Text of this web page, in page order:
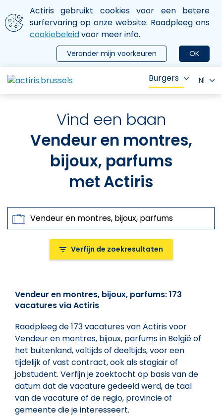
Aller au contenu principal
We gebruiken cookies
Actiris gebruikt cookies voor een betere
surfervaring op onze website. Raadpleeg ons
cookiebeleidvoor meer info.
OK
Verander mijn voorkeuren
le menu
Burgers Nl
Vind een baan
Vendeur en montres,
bijoux, parfums
met Actiris
Zoeken op Beroepen, sleutelwoorden, referenties
Verfijn de zoekresultaten
Het trefwoord in functietitel
Type werkaanbiedingen
Type werkaanbiedingen
Regio's, provincie, gemeente, ...
Regio's, provincie, gemeente, ...
Locatie
Vendeur en montres, bijoux, parfums: 173
vacatures via Actiris
Raadpleeg de 173 vacatures van Actiris voor
Vendeur en montres, bijoux, parfums in België of
het buitenland, voltijds of deeltijds, voor een
tijdelijk of vast contract, ook als stagiair of
jobstudent. Verfijn je zoektocht op basis van de
datum dat de vacature gedeeld werd, de taal
van de vacature of de regio, provincie of
gemeente die je interesseert.